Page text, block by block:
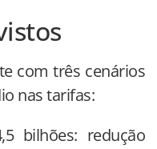
com três cenários
nas tarifas:
bilhões: redução